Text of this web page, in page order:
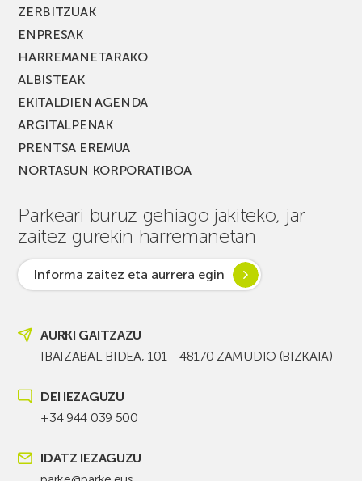
ZERBITZUAK
ENPRESAK
HARREMANETARAKO
ALBISTEAK
EKITALDIEN AGENDA
ARGITALPENAK
PRENTSA EREMUA
NORTASUN KORPORATIBOA
Parkeari buruz gehiago jakiteko, jar
zaitez gurekin harremanetan
Informa zaitez eta aurrera egin
AURKI GAITZAZU
IBAIZABAL BIDEA, 101 - 48170 ZAMUDIO (BIZKAIA)
DEI IEZAGUZU
+34 944 039 500
IDATZ IEZAGUZU